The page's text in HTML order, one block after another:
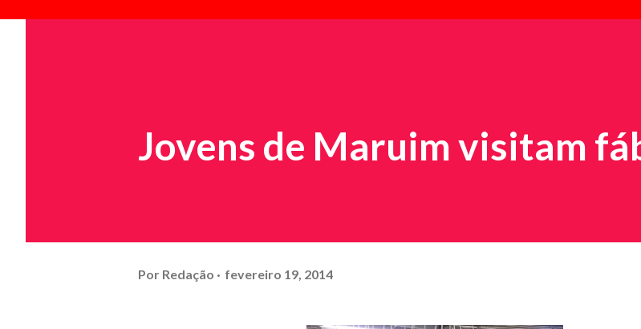
Jovens de Maruim visitam
Por Redação fevereiro 19, 2014